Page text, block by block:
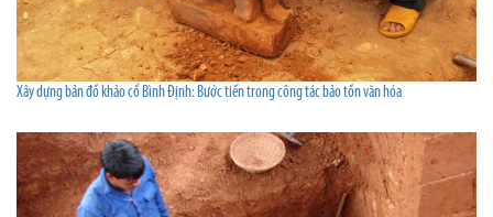
Xây dựng bản đồ khảo cổ Bình Ðịnh: Bước tiến trong công tác bảo tồn văn hóa